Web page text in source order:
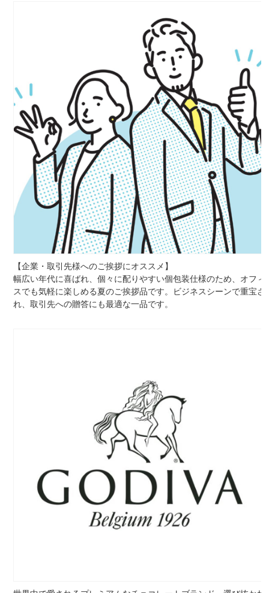
【企業・取引先様へのご挨拶にオススメ】
幅広い年代に喜ばれ、個々に配りやすい個包装仕様のため、オフィ
スでも気軽に楽しめる夏のご挨拶品です。ビジネスシーンで重宝さ
れ、取引先への贈答にも最適な一品です。